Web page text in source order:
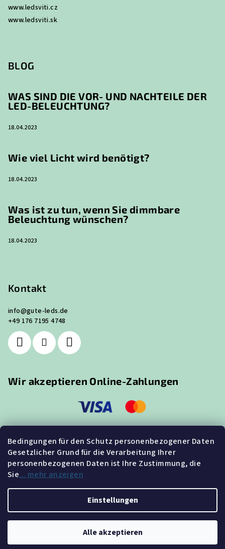
Bedingungen für den Schutz personenbezogener Daten
Gesetzlicher Grund für die Verarbeitung Ihrer
personenbezogenen Daten ist Ihre Zustimmung, die
Sie... mehr anzeigen
Einstellungen
Alle akzeptieren
www.ledsviti.cz
www.ledsviti.sk
BLOG
WAS SIND DIE VOR- UND NACHTEILE DER
LED-BELEUCHTUNG?
18.04.2023
Wie viel Licht wird benötigt?
18.04.2023
Was ist zu tun, wenn Sie dimmbare
Beleuchtung wünschen?
18.04.2023
Kontakt
info@gute-leds.de
+49 176 7195 4748
Wir akzeptieren Online-Zahlungen
Suche
Suchen
Erstellt von Shoptet